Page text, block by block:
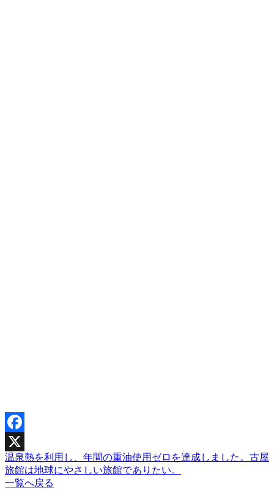
Facebook
X
温泉熱を利用し、年間の重油使用ゼロを達成しました。古屋
旅館は地球にやさしい旅館でありたい。
一覧へ戻る